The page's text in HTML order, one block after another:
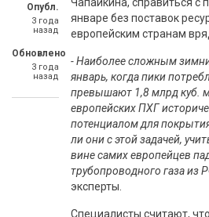
Опубл.
3 года
назад
Обновлено
3 года
назад
январе без поставок
европейским странам
- Наиболее сложным
январь, когда пики
превышают 1,8 млрд куб.
европейских ПХГ
потенциалом для
ли они с этой задачей,
вине самих европейцев
трубопроводного газа из
эксперты.
Специалисты считают,